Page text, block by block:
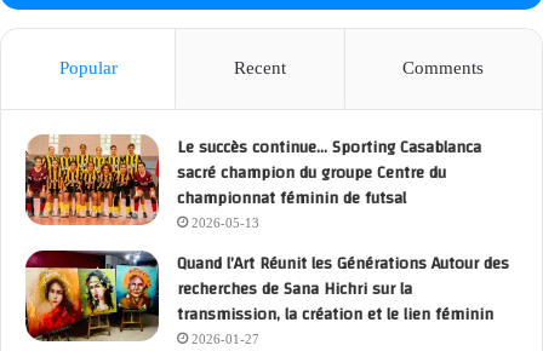
Popular Recent Comments
Le succès continue… Sporting Casablanca
sacré champion du groupe Centre du
championnat féminin de futsal
2026-05-13
Quand l’Art Réunit les Générations Autour des
recherches de Sana Hichri sur la
transmission, la création et le lien féminin
2026-01-27